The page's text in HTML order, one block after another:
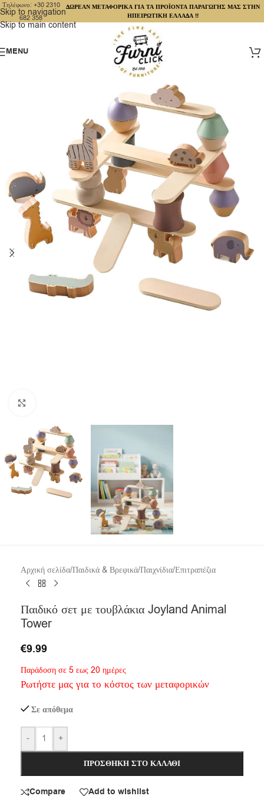
Skip to navigation
Skip to main content
Τηλέφωνο: +30 2310
682 358
ΔΩΡΕΑΝ ΜΕΤΑΦΟΡΙΚΑ ΓΙΑ ΤΑ ΠΡΟΪΟΝΤΑ ΠΑΡΑΓΩΓΗΣ ΜΑΣ ΣΤΗΝ
ΗΠΕΙΡΩΤΙΚΗ ΕΛΛΑΔΑ !!
MENU
Αρχική σελίδα/Παιδικά & Βρεφικά/Παιχνίδια/Επιτραπέζια
Παιδικό σετ με τουβλάκια Joyland Animal
Tower
€9.99
Παράδοση σε 5 εως 20 ημέρες
Ρωτήστε μας για το κόστος των μεταφορικών
Σε απόθεμα
- +
ΠΡΟΣΘΉΚΗ ΣΤΟ ΚΑΛΆΘΙ
Compare Add to wishlist